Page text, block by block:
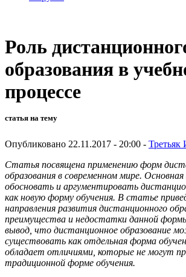
Роль
образования в
процессе
статья на тему
Опубликовано 22.11.2017 - 20:00 -
Статья посвящена применению форм
образования в современном мире.
обосновать и аргументировать
как новую форму обучения. В статье
направления развития дистанционного
преимущества и недостатки данной
вывод, что дистанционное образование
существовать как отдельная форма
обладает отличиями, которые не могут
традиционной форме обучения.